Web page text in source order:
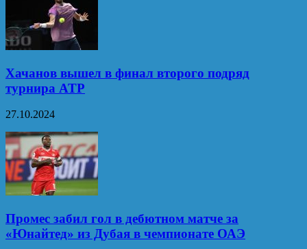
Хачанов вышел в финал второго подряд
турнира ATP
27.10.2024
Промес забил гол в дебютном матче за
«Юнайтед» из Дубая в чемпионате ОАЭ